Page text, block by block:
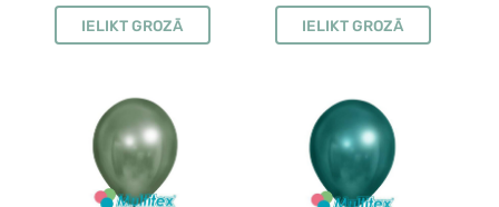
IELIKT GROZĀ IELIKT GROZĀ